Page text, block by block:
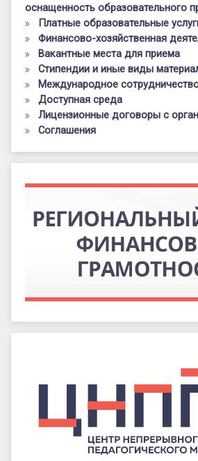
оснащенность образовательного
Платные образовательные
Финансово-хозяйственная
Вакантные места для приема
Стипендии и иные виды
Международное
Доступная среда
Лицензионные договоры с
Соглашения